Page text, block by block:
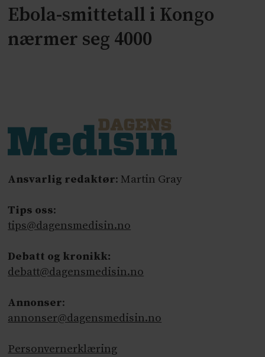
Ebola-smittetall i Kongo
nærmer seg 4000
Ansvarlig redaktør: Martin Gray
Tips oss:
tips@dagensmedisin.no
Debatt og kronikk:
debatt@dagensmedisin.no
Annonser:
annonser@dagensmedisin.no
Personvernerklæring